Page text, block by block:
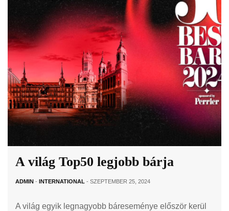
A világ Top50 legjobb bárja
ADMIN - INTERNATIONAL - SZEPTEMBER 25, 2024
A világ egyik legnagyobb báreseménye először kerül